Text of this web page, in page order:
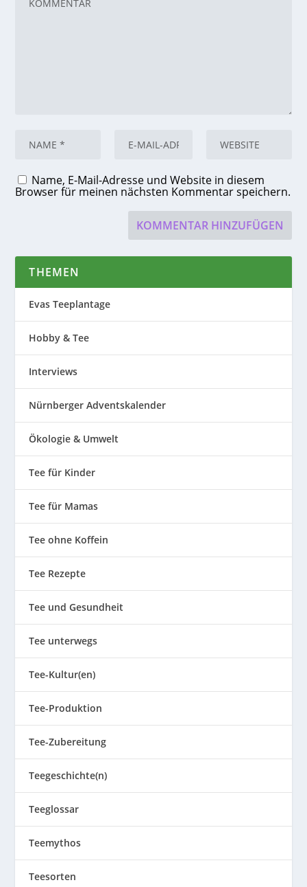
Name, E-Mail-Adresse und Website in diesem
Browser für meinen nächsten Kommentar speichern.
THEMEN
Evas Teeplantage
Hobby & Tee
Interviews
Nürnberger Adventskalender
Ökologie & Umwelt
Tee für Kinder
Tee für Mamas
Tee ohne Koffein
Tee Rezepte
Tee und Gesundheit
Tee unterwegs
Tee-Kultur(en)
Tee-Produktion
Tee-Zubereitung
Teegeschichte(n)
Teeglossar
Teemythos
Teesorten